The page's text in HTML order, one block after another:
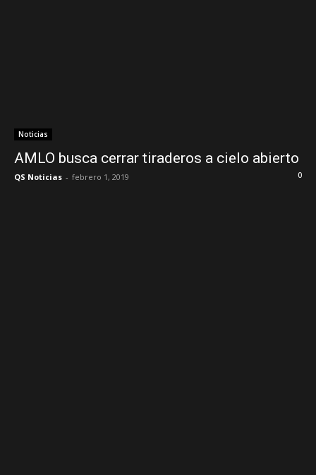
Noticias
AMLO busca cerrar tiraderos a cielo abierto
QS Noticias - febrero 1, 2019 0